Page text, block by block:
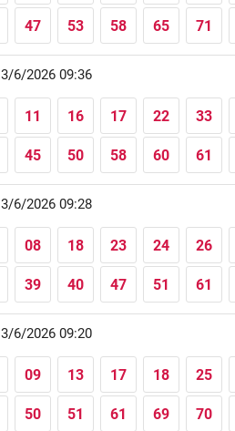
47 53 58 65 71
3/6/2026 09:36
11 16 17 22 33
45 50 58 60 61
3/6/2026 09:28
08 18 23 24 26
39 40 47 51 61
3/6/2026 09:20
09 13 17 18 25
50 51 61 69 70